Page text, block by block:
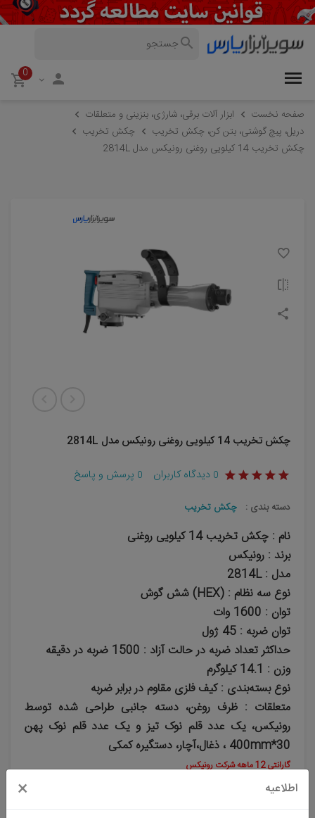
0
صفحه نخست
ابزار آلات برقی، شارژی، بنزینی و متعلقات
دریل، پبچ گوشتی، بتن کن، چکش تخریب
چکش تخریب
چکش تخریب 14 کیلویی روغنی رونیکس مدل 2814L
چکش تخریب 14 کیلویی روغنی رونیکس مدل 2814L
0 دیدگاه کاربران 0 پرسش و پاسخ
دسته بندی : چکش تخریب
نام : چکش تخریب 14 کیلویی روغنی
برند : رونیکس
مدل : 2814L
نوع سه نظام : (HEX) شش گوش
توان : 1600 وات
توان ضربه : 45 ژول
حداکثر تعداد ضربه در حالت آزاد : 1500 ضربه در دقیقه
وزن : 14.1 کیلوگرم
نوع بسته‌بندی : کیف فلزی مقاوم در برابر ضربه
متعلقات : ظرف روغن، دسته جانبی طراحی شده توسط
رونیکس، یک عدد قلم نوک تیز و یک عدد قلم نوک پهن
30*400mm ، ذغال،آچار، دستگیره کمکی
گارانتی 12 ماهه شرکت رونیکس
اطلاعیه ×